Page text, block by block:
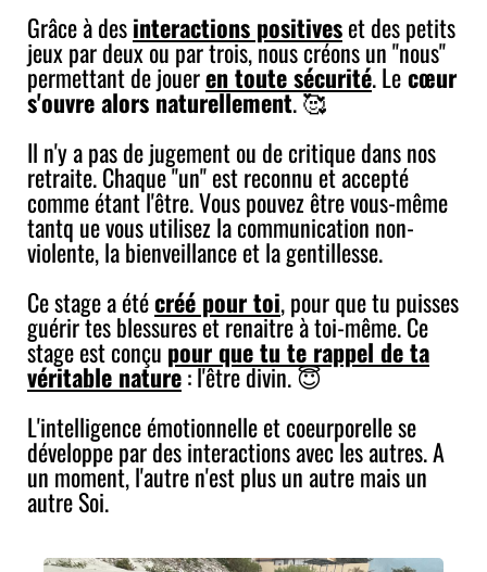
Grâce à desinteractions positiveset des petits
jeux par deux ou par trois, nous créons un "nous"
permettant de joueren toute sécurité. Lecœur
s'ouvre alors naturellement. 🥰
Il n'y a pas de jugement ou de critique dans nos
retraite. Chaque "un" est reconnu et accepté
comme étant l'être. Vous pouvez être vous-même
tantq ue vous utilisez la communication non-
violente, la bienveillance et la gentillesse.
Ce stage a étécréé pour toi, pour que tu puisses
guérir tes blessures et renaitre à toi-même. Ce
stage est conçu pour que tu te rappel de ta
véritable nature: l'être divin. 😇
L'intelligence émotionnelle et coeurporelle se
développe par des interactions avec les autres. A
un moment, l'autre n'est plus un autre mais un
autre Soi.